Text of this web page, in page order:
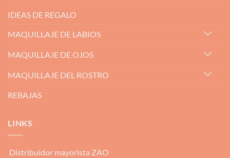
IDEAS DE REGALO
MAQUILLAJE DE LABIOS
MAQUILLAJE DE OJOS
MAQUILLAJE DEL ROSTRO
REBAJAS
LINKS
Distribuidor mayorista ZAO